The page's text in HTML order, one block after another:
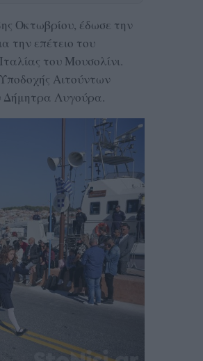
Οκτωβρίου, έδωσε την
την επέτειο του
του Μουσολίνι.
Αιτούντων
Δήμητρα Λυγούρα.